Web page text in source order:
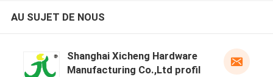
AU SUJET DE NOUS
Shanghai Xicheng Hardware
Manufacturing Co.,Ltd profil